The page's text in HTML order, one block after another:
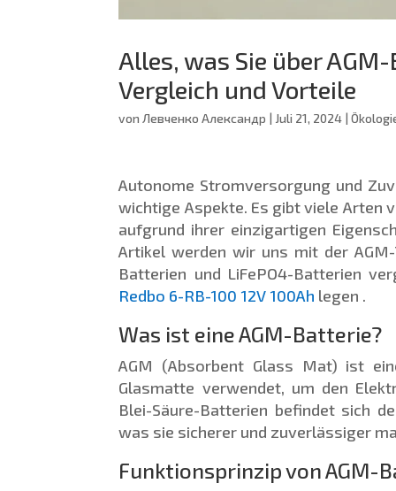
Alles, was Sie über
Vergleich und Vorteile
vonЛевченко Александр | Juli 21, 2024 |
Autonome Stromversorgung und
wichtige Aspekte. Es gibt viele Arten
aufgrund ihrer einzigartigen
Artikel werden wir uns mit der
Batterien und LiFePO4-Batterien
Redbo 6-RB-100 12V 100Ah legen .
Was ist eine AGM-Batterie?
AGM (Absorbent Glass Mat) ist
Glasmatte verwendet, um den
Blei-Säure-Batterien befindet sich
was sie sicherer und zuverlässiger
Funktionsprinzip von AGM-